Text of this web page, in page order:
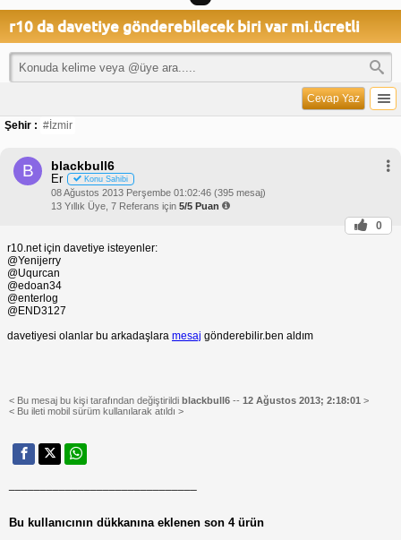
r10 da davetiye gönderebilecek biri var mi.ücretli
Cevap Yaz
Şehir : #İzmir
B blackbull6
Er Konu Sahibi
08 Ağustos 2013 Perşembe 01:02:46 (395 mesaj)
13 Yıllık Üye, 7 Referans için 5/5 Puan
0
r10.net için davetiye isteyenler:
@Yenijerry
@Uqurcan
@edoan34
@enterlog
@END3127
davetiyesi olanlar bu arkadaşlara mesaj gönderebilir.ben aldım
< Bu mesaj bu kişi tarafından değiştirildi blackbull6 -- 12 Ağustos 2013; 2:18:01 >
< Bu ileti mobil sürüm kullanılarak atıldı >
Bu kullanıcının dükkanına eklenen son 4 ürün